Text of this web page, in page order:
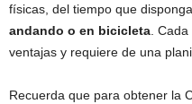
físicas, del tiempo que
andando o en bicicleta .
ventajas y requiere de una
Recuerda que para obtener la